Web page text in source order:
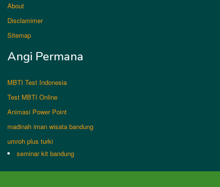
About
Disclamimer
Sitemap
Angi Permana
MBTI Test Indonesia
Test MBTI Online
Animasi Power Point
madinah iman wisata bandung
umroh plus turki
seminar kit bandung